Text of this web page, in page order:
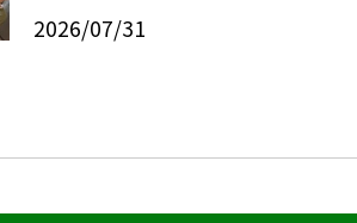
2026/07/31